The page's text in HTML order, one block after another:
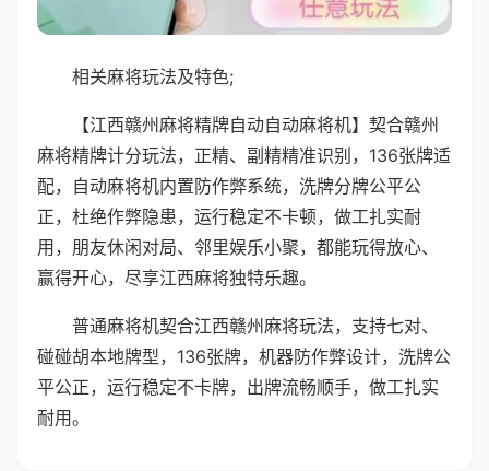
相关麻将玩法及特色;
【江西赣州麻将精牌自动自动麻将机】契合赣州
麻将精牌计分玩法，正精、副精精准识别，136张牌适
配，自动麻将机内置防作弊系统，洗牌分牌公平公
正，杜绝作弊隐患，运行稳定不卡顿，做工扎实耐
用，朋友休闲对局、邻里娱乐小聚，都能玩得放心、
赢得开心，尽享江西麻将独特乐趣。
普通麻将机契合江西赣州麻将玩法，支持七对、
碰碰胡本地牌型，136张牌，机器防作弊设计，洗牌公
平公正，运行稳定不卡牌，出牌流畅顺手，做工扎实
耐用。